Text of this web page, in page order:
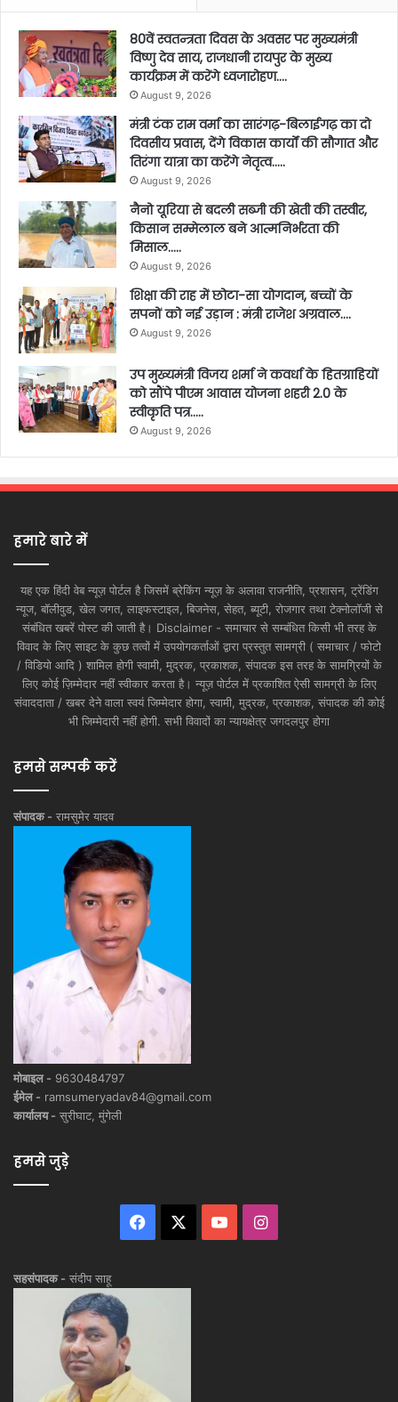
80वें स्वतन्त्रता दिवस के अवसर पर मुख्यमंत्री
विष्णु देव साय, राजधानी रायपुर के मुख्य
कार्यक्रम में करेंगे ध्वजारोहण….
August 9, 2026
मंत्री टंक राम वर्मा का सारंगढ़-बिलाईगढ़ का दो
दिवसीय प्रवास, देंगे विकास कार्यों की सौगात और
तिरंगा यात्रा का करेंगे नेतृत्व…..
August 9, 2026
नैनो यूरिया से बदली सब्जी की खेती की तस्वीर,
किसान सम्मेलाल बने आत्मनिर्भरता की
मिसाल…..
August 9, 2026
शिक्षा की राह में छोटा-सा योगदान, बच्चों के
सपनों को नई उड़ान : मंत्री राजेश अग्रवाल….
August 9, 2026
उप मुख्यमंत्री विजय शर्मा ने कवर्धा के हितग्राहियों
को सौंपे पीएम आवास योजना शहरी 2.0 के
स्वीकृति पत्र…..
August 9, 2026
हमारे बारे में
यह एक हिंदी वेब न्यूज़ पोर्टल है जिसमें ब्रेकिंग न्यूज़ के अलावा राजनीति, प्रशासन, ट्रेंडिंग
न्यूज, बॉलीवुड, खेल जगत, लाइफस्टाइल, बिजनेस, सेहत, ब्यूटी, रोजगार तथा टेक्नोलॉजी से
संबंधित खबरें पोस्ट की जाती है। Disclaimer - समाचार से सम्बंधित किसी भी तरह के
विवाद के लिए साइट के कुछ तत्वों में उपयोगकर्ताओं द्वारा प्रस्तुत सामग्री ( समाचार / फोटो
/ विडियो आदि ) शामिल होगी स्वामी, मुद्रक, प्रकाशक, संपादक इस तरह के सामग्रियों के
लिए कोई ज़िम्मेदार नहीं स्वीकार करता है। न्यूज़ पोर्टल में प्रकाशित ऐसी सामग्री के लिए
संवाददाता / खबर देने वाला स्वयं जिम्मेदार होगा, स्वामी, मुद्रक, प्रकाशक, संपादक की कोई
भी जिम्मेदारी नहीं होगी. सभी विवादों का न्यायक्षेत्र जगदलपुर होगा
हमसे सम्पर्क करें
संपादक - रामसुमेर यादव
मोबाइल - 9630484797
ईमेल - ramsumeryadav84@gmail.com
कार्यालय - सुरीघाट, मुंगेली
हमसे जुड़े
Facebook YouTubeInstagram
सहसंपादक - संदीप साहू